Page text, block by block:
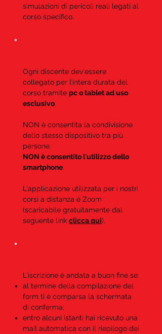
simulazioni di pericoli reali legati al
corso specifico.
Ogni discente dev'essere
collegato per l’intera durata del
corso tramite pc o tablet ad uso
esclusivo.
NON è consentita la condivisione
dello stesso dispositivo tra più
persone.
NON è consentito l'utilizzo dello
smartphone.
L'applicazione utilizzata per i nostri
corsi a distanza è Zoom
(scaricabile gratuitamente dal
seguente link clicca qui).
L'iscrizione è andata a buon fine se:
al termine della compilazione del
form ti è comparsa la schermata
di conferma;
entro alcuni istanti hai ricevuto una
mail automatica con il riepilogo dei